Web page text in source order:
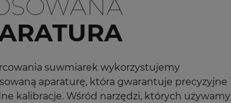
suwmiarek wykorzystujemy
aparaturę, która gwarantuje precyzyjne
kalibracje. Wśród narzędzi, których używamy